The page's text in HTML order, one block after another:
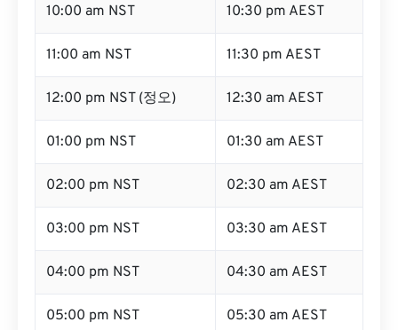
10:00 am NST 10:30 pm AEST
11:00 am NST 11:30 pm AEST
12:00 pm NST (정오) 12:30 am AEST
01:00 pm NST 01:30 am AEST
02:00 pm NST 02:30 am AEST
03:00 pm NST 03:30 am AEST
04:00 pm NST 04:30 am AEST
05:00 pm NST 05:30 am AEST